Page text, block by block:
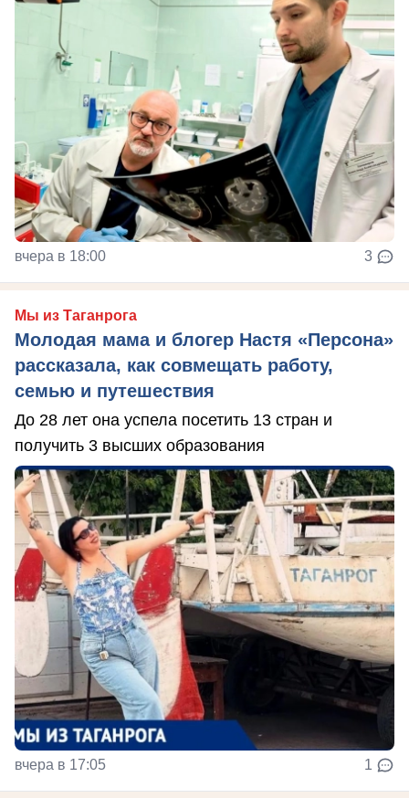
вчера в 18:00 3
Мы из Таганрога
Молодая мама и блогер Настя «Персона»
рассказала, как совмещать работу,
семью и путешествия
До 28 лет она успела посетить 13 стран и
получить 3 высших образования
вчера в 17:05 1